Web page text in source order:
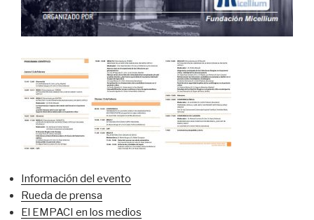
Información del evento
Rueda de prensa
El EMPACI en los medios